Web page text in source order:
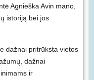
Agnieška Avin mano,
istoriją bei jos
dažnai pritrūksta vietos
dažnai
ir